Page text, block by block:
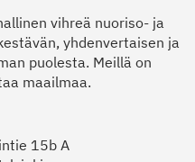
vihreä nuoriso- ja
yhdenvertaisen ja
puolesta. Meillä on
maailmaa.
15b A